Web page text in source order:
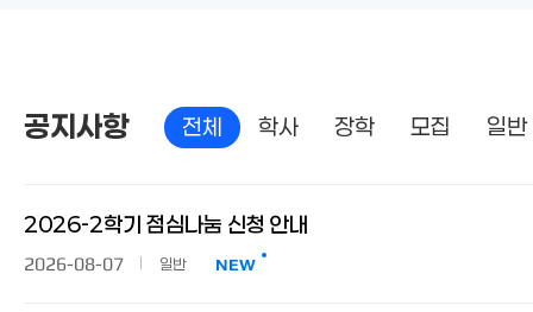
공지사항
공지사항 전체 학사 장학 모집 일반
2026-2학기 점심나눔 신청 안내
2026-08-07 일반 NEW